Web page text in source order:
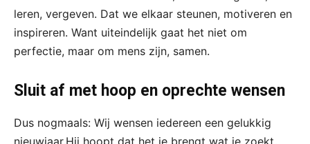
leren, vergeven. Dat we elkaar steunen, motiveren en
inspireren. Want uiteindelijk gaat het niet om
perfectie, maar om mens zijn, samen.
Sluit af met hoop en oprechte wensen
Dus nogmaals: Wij wensen iedereen een gelukkig
nieuwjaar.Hij hoopt dat het je brengt wat je zoekt,